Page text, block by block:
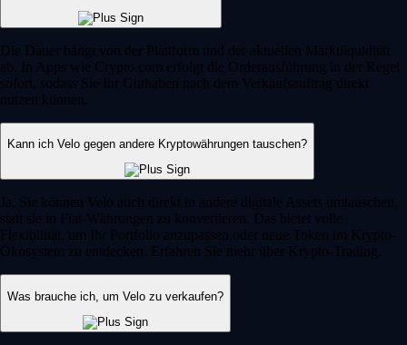
Die Dauer hängt von der Plattform und der aktuellen Marktliquidität
ab. In Apps wie Crypto.com erfolgt die Orderausführung in der Regel
sofort, sodass Sie Ihr Guthaben nach dem Verkaufsauftrag direkt
nutzen können.
Kann ich Velo gegen andere Kryptowährungen tauschen?
Ja, Sie können Velo auch direkt in andere digitale Assets umtauschen,
statt sie in Fiat-Währungen zu konvertieren. Das bietet volle
Flexibilität, um Ihr Portfolio anzupassen oder neue Token im Krypto-
Ökosystem zu entdecken. Erfahren Sie mehr über Krypto-Trading.
Was brauche ich, um Velo zu verkaufen?